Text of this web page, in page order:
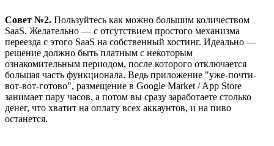
Совет №2. Пользуйтесь как можно большим количеством
SaaS. Желательно — с отсутствием простого механизма
переезда с этого SaaS на собственный хостинг. Идеально —
решение должно быть платным с некоторым
ознакомительным периодом, после которого отключается
большая часть функционала. Ведь приложение "уже-почти-
вот-вот-готово", размещение в Google Market / App Store
занимает пару часов, а потом вы сразу заработаете столько
денег, что хватит на оплату всех аккаунтов, и на пиво
останется.